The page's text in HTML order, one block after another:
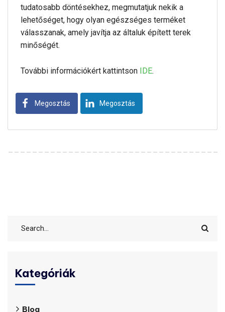
tudatosabb döntésekhez, megmutatjuk nekik a
lehetőséget, hogy olyan egészséges terméket
válasszanak, amely javítja az általuk épített terek
minőségét.
További információkért kattintson IDE.
Megosztás Megosztás
Kategóriák
Blog